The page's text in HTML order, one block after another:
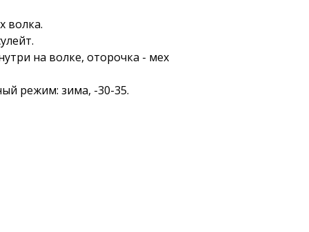
волка.
на волке, оторочка - мех
режим: зима, -30-35.